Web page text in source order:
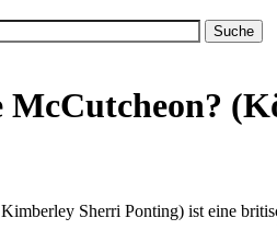
Sherri Ponting) ist eine